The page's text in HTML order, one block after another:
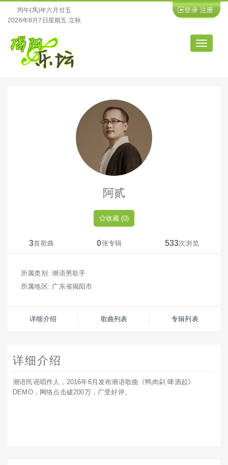
丙午(馬)年六月廿五
2026年8月7日星期五 立秋
登录 注册
导
航
阿贰
收藏 (0)
3首歌曲 0张专辑 533次浏览
所属类别: 潮语男歌手
所属地区: 广东省揭阳市
详细介绍 歌曲列表 专辑列表
详细介绍
潮语民谣唱作人，2016年6月发布潮语歌曲《鸭肉剁 啤酒起》
DEMO，网络点击破200万，广受好评。